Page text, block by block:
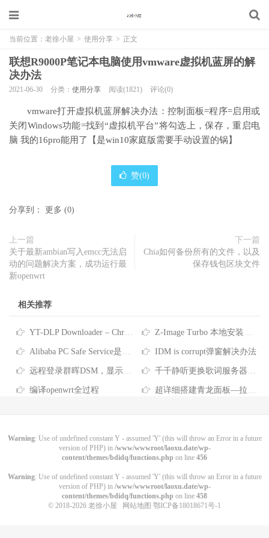
当前位置： 老徐小屋 > 使用分享 > 正文
联想R9000P笔记本电脑使用vmware虚拟机蓝屏的解
决办法
2021-06-30 分类： 使用分享 阅读(1821) 评论(0)
vmware打开虚拟机蓝屏解决办法：控制面板=程序=启用或
关闭Windows功能=找到“虚拟机平台”将勾选上，保存，重启电
脑 我的16pro能用了【是win10家庭版需要手动设置的锅】
赞(0)
分享到： 更多 (0)
上一篇
关于最新ambian写入emcc无法启
动的问题解决方案，成功运行最
新openwrt
下一篇
Chia如何备份所有的文件，以及
保存钱包区块文件
相关推荐
YT-DLP Downloader – Chrome 扩展插件-原创 Z-Image Turbo 本地安装教程！最近非常火的文生图AI模型，支持反审查
Alibaba PC Safe Service是什么软件-彻底删除Alibaba PC Safe Service的方法 IDM is corrupt弹窗解决办法
远程登录群晖DSM，显示“您没有权限使用本项服务” 千千静听更换歌词服务器的方法
编译openwrt全过程 超详细搭建青龙面板—拉取京东脚本、任务筛选、京东脚本库分享
Warning: Use of undefined constant Y - assumed 'Y' (this will throw an Error in a future
version of PHP) in /www/wwwroot/laoxu.date/wp-
content/themes/bdidq/functions.php on line 456
Warning: Use of undefined constant Y - assumed 'Y' (this will throw an Error in a future
version of PHP) in /www/wwwroot/laoxu.date/wp-
content/themes/bdidq/functions.php on line 458
© 2018-2026 老徐小屋 网站地图 鄂ICP备18018671号-1